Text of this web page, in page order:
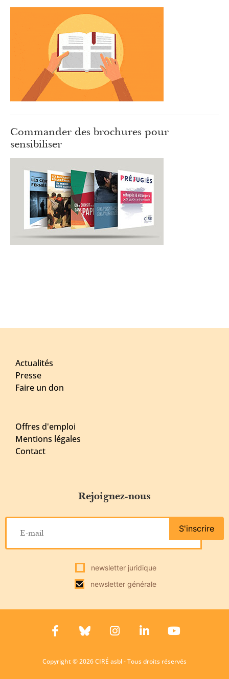
Commander des brochures pour
sensibiliser
Actualités
Presse
Faire un don
Offres d'emploi
Mentions légales
Contact
Rejoignez-nous
newsletter juridique
newsletter générale
S'inscrire
Copyright © 2026 CIRÉ asbl - Tous droits réservés